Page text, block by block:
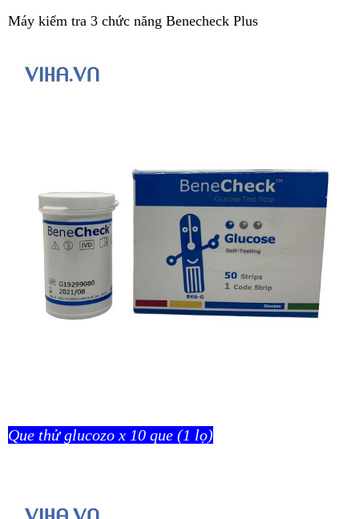
Máy kiểm tra 3 chức năng Benecheck Plus
Que thử glucozo x 10 que (1 lọ)